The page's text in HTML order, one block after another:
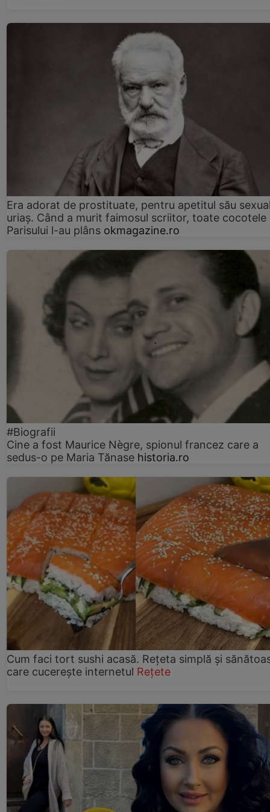
Era adorat de prostituate, pentru apetitul său
uriaș. Când a murit faimosul scriitor, toate cocotele
Parisului l-au plâns okmagazine.ro
#Biografii
Cine a fost Maurice Nègre, spionul francez care a
sedus-o pe Maria Tănase historia.ro
Cum faci tort sushi acasă. Rețeta simplă și
care cucerește internetul Rețete